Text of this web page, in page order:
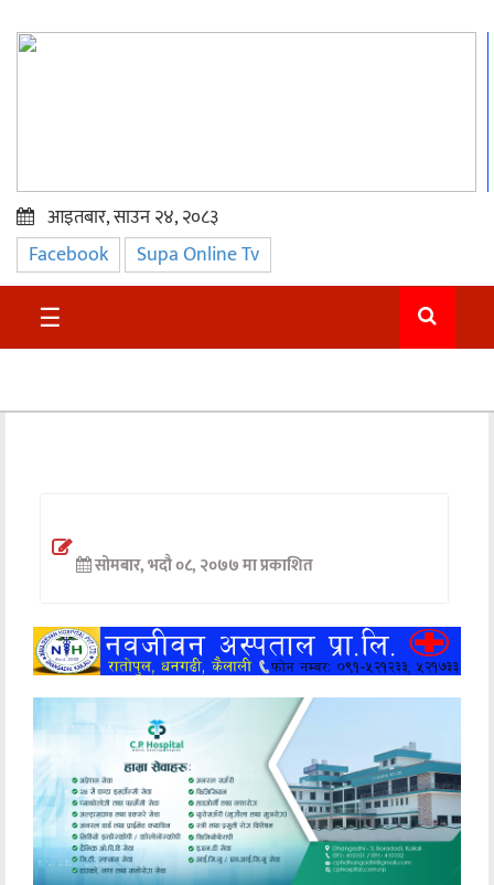
प्रमुख
समाचार
सुदुर
अन्तर्वार्ता
खेलकुद
मनोरञ्जन
अन्य
आइतबार, साउन २४, २०८३
Facebook Supa Online Tv
☰
सोमबार, भदौ ०८, २०७७ मा प्रकाशित